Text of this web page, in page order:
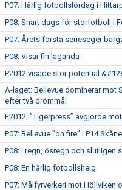
P07: Härlig fotbollslördag i
P08: Snart dags för storfotboll i
P07: Årets första serieseger
P08: Visar fin laganda
P2012 visade stor potential
A-laget: Bellevue dominerar mot
efter två drömmål
F2012: ”Tigerpress” avgjorde
P07: Bellevue ”on fire” i P14
P08: I regn, ösregn och slutligen
P08: En härlig fotbollshelg
P07: Målfyrverkeri mot Höllviken